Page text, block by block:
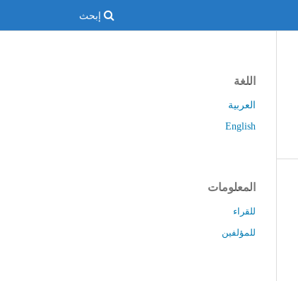
إبحث
اللغة
العربية
English
المعلومات
للقراء
للمؤلفين